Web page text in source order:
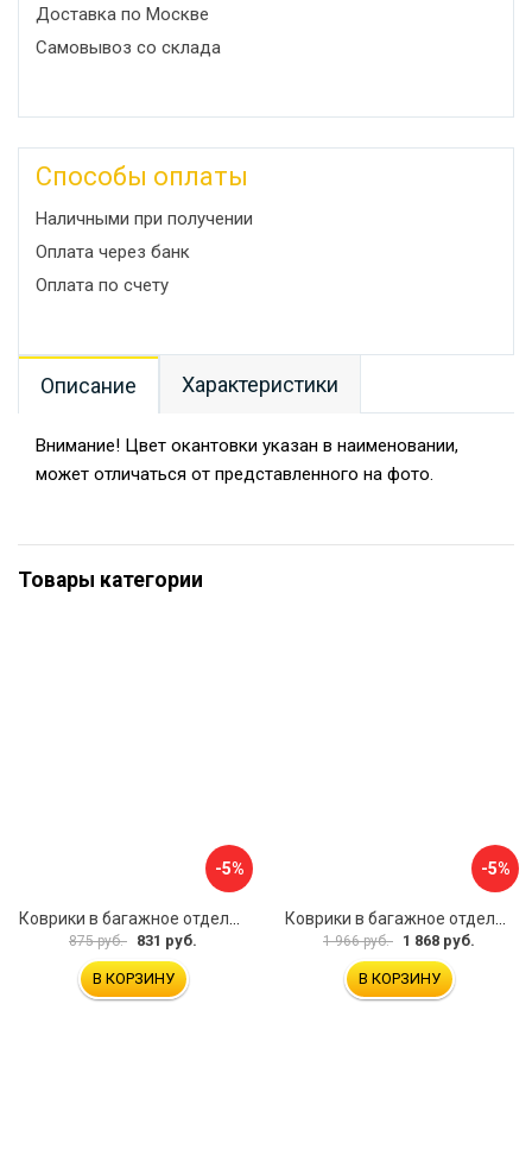
Доставка по Москве
Самовывоз со склада
Способы оплаты
Наличными при получении
Оплата через банк
Оплата по счету
Описание Характеристики
Внимание! Цвет окантовки указан в наименовании,
может отличаться от представленного на фото.
Товары категории
-5%
875 руб. 831 руб.
В КОРЗИНУ
-5%
1 966 руб. 1 868 руб.
В КОРЗИНУ